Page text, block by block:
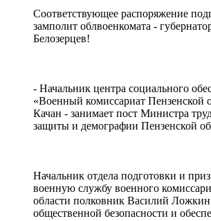
Соответствующее распоряжение
замполит облвоенкомата -
Белозерцев!
- Начальник центра социального
«Военный комиссариат Пензенской
Качан - занимает пост Министра
защиты и демографии Пензенской
Начальник отдела подготовки и
военную службу военного
области полковник Василий
общественной безопасности и